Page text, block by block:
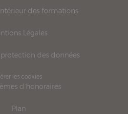
des formations
Légales
des données
les cookies
d'honoraires
Plan